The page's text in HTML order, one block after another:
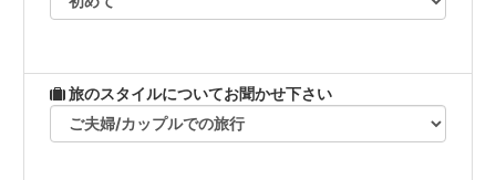
旅のスタイルについてお聞かせ下さい